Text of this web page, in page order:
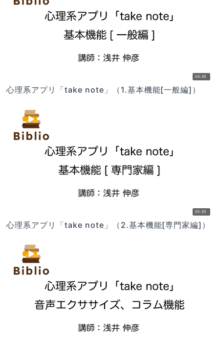
04:36
心理系アプリ「take note」（1.基本機能[一般編]）
05:35
心理系アプリ「take note」（2.基本機能[専門家編]）